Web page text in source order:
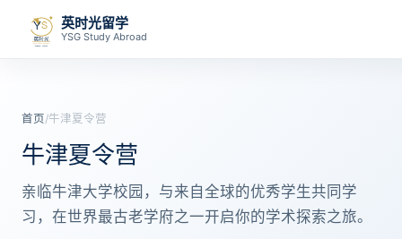
英时光留学
YSG Study Abroad
首页/牛津夏令营
牛津夏令营
亲临牛津大学校园，与来自全球的优秀学生共同学
习，在世界最古老学府之一开启你的学术探索之旅。